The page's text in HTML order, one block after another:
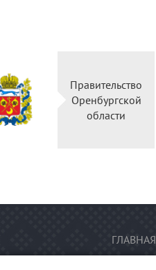
Правительство
Оренбургской
области
ГЛАВНАЯ